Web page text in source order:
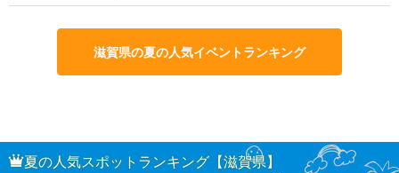
滋賀県の夏の人気イベントランキング
夏の人気スポットランキング【滋賀県】